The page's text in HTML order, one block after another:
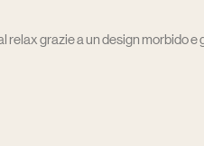
grazie a un design morbido e